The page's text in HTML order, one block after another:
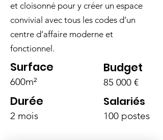
et cloisonné pour y créer un espace
convivial avec tous les codes d’un
centre d’affaire moderne et
fonctionnel.
Surface
600m²
Durée
2 mois
Budget
85 000 €
Salariés
100 postes